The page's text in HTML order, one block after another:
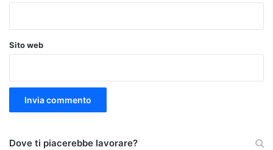
Sito web
Dove ti piacerebbe lavorare?